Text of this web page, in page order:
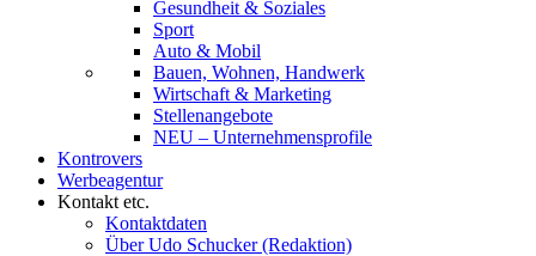
Gesundheit & Soziales
Sport
Auto & Mobil
Bauen, Wohnen, Handwerk
Wirtschaft & Marketing
Stellenangebote
NEU – Unternehmens­profile
Kontrovers
Werbeagentur
Kontakt etc.
Kontaktdaten
Über Udo Schucker (Redaktion)